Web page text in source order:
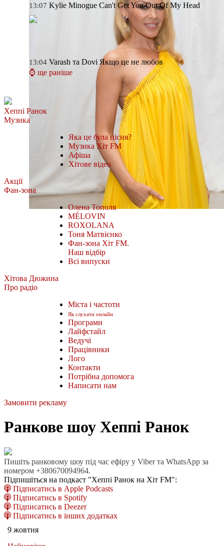
13:07 Kylie Minogue Can't Get You Out Of My Head
13:04 Varash та Dovi Якщо це не любов
⌚ ще раніше
Хеппі Ранок
Музика
Яка це була пісня?
Музика Хіт FM
Афіша
Хітове відео
Акції
Фан-зона
Олена Тополя
MÉLOVIN
ROXOLANA
Тоня Матвієнко
Фан-зона Хіт FM.
Наш відбір
Всі випуски
Хітова Дюжина
Про радіо
Міста і частоти
Як слухати онлайн
Програми
Лайфстайл
Ведучі
Працівники
Лого
Контакти
Потрібна допомога
Написати нам
Замовити рекламу
Ранкове шоу Хеппі Ранок
Пишіть ранковому шоу під час ефіру у Viber та WhatsApp за
номером +380670094964.
Підпишіться на подкаст "Хеппі Ранок на Хіт FM":
Підписатись в Apple Podcasts
Підписатись в Spotify
Підписатись в Deezer
Підписатись в інших додатках
9 жовтня